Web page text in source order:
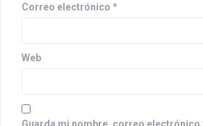
Correo electrónico *
Web
Guarda mi nombre, correo electrónico